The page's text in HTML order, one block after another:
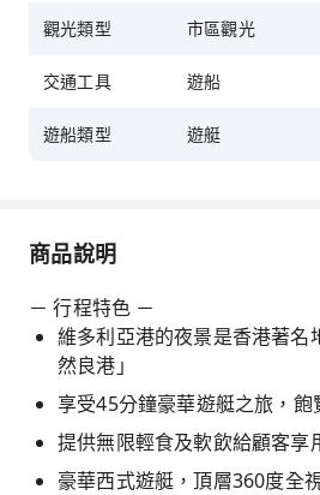
觀光類型 市區觀光
交通工具 遊船
遊船類型 遊艇
商品說明
－ 行程特色 －
維多利亞港的夜景是香港著名
然良港」
享受45分鐘豪華遊艇之旅，
提供無限輕食及軟飲給顧客享
豪華西式遊艇，頂層360度全